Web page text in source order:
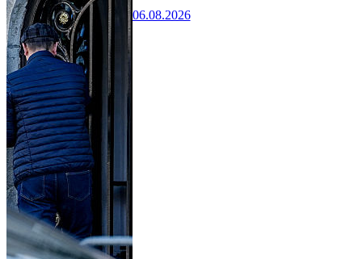
06.08.2026